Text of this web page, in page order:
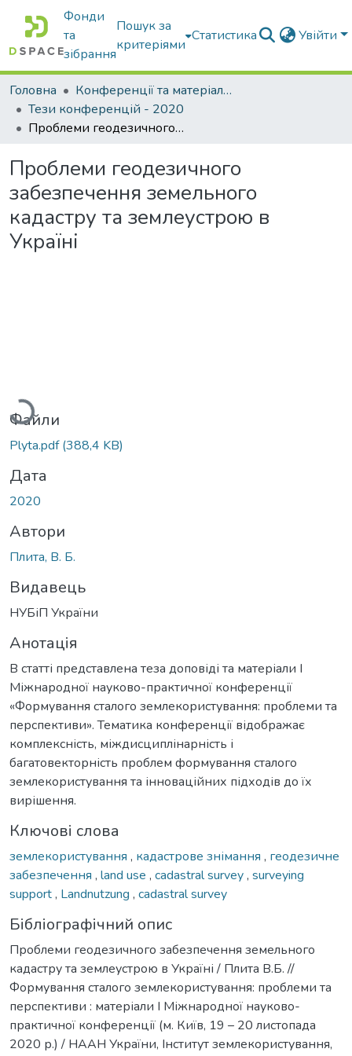
Фонди
та
зібрання
Пошук за
критеріями
Статистика Увійти
Головна
Конференції та матеріали конференцій
Тези конференцій - 2020
Проблеми геодезичного забезпечення земельного кадастру та землеустрою в Україні
Проблеми геодезичного
забезпечення земельного
кадастру та землеустрою в
Україні
Вантажиться...
Файли
Plyta.pdf(388,4 KB)
Дата
2020
Автори
Плита, В. Б.
Видавець
НУБіП України
Анотація
В статті представлена теза доповіді та матеріали І
Міжнародної науково-практичної конференції
«Формування сталого землекористування: проблеми та
перспективи». Тематика конференції відображає
комплексність, міждисциплінарність і
багатовекторність проблем формування сталого
землекористування та інноваційних підходів до їх
вирішення.
Ключові слова
землекористування , кадастрове знімання , геодезичне
забезпечення , land use , cadastral survey, surveying
support, Landnutzung , cadastral survey
Бібліографічний опис
Проблеми геодезичного забезпечення земельного
кадастру та землеустрою в Україні / Плита В.Б. //
Формування сталого землекористування: проблеми та
перспективи : матеріали І Міжнародної науково-
практичної конференції (м. Київ, 19 – 20 листопада
2020 р.) / НААН України, Інститут землекористування,